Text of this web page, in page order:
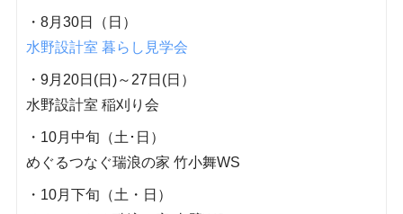
・8月30日（日）
水野設計室 暮らし見学会
・9月20日(日)～27日(日）
水野設計室 稲刈り会
・10月中旬（土･日）
めぐるつなぐ瑞浪の家 竹小舞WS
・10月下旬（土・日）